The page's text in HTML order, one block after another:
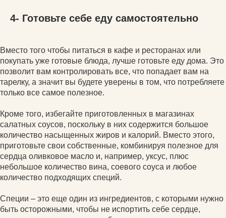
4- Готовьте себе еду самостоятельно
Вместо того чтобы питаться в кафе и ресторанах или
покупать уже готовые блюда, лучше готовьте еду дома. Это
позволит вам контролировать все, что попадает вам на
тарелку, а значит вы будете уверены в том, что потребляете
только все самое полезное.
Кроме того, избегайте приготовленных в магазинах
салатных соусов, поскольку в них содержится большое
количество насыщенных жиров и калорий. Вместо этого,
приготовьте свои собственные, комбинируя полезное для
сердца оливковое масло и, например, уксус, плюс
небольшое количество вина, соевого соуса и любое
количество подходящих специй.
Специи – это еще один из ингредиентов, с которыми нужно
быть осторожными, чтобы не испортить себе сердце,